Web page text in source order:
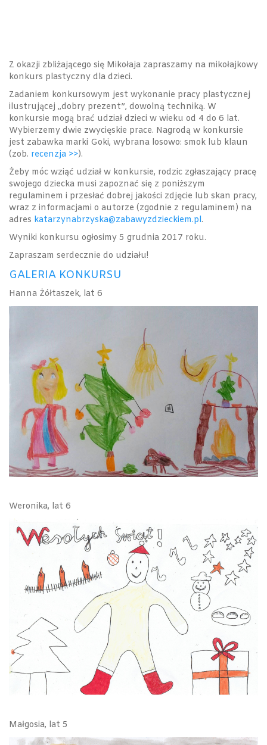
Z okazji zbliżającego się Mikołaja zapraszamy na mikołajkowy
konkurs plastyczny dla dzieci.
Zadaniem konkursowym jest wykonanie pracy plastycznej
ilustrującej „dobry prezent”, dowolną techniką. W
konkursie mogą brać udział dzieci w wieku od 4 do 6 lat.
Wybierzemy dwie zwycięskie prace. Nagrodą w konkursie
jest zabawka marki Goki, wybrana losowo: smok lub klaun
(zob. recenzja >>).
Żeby móc wziąć udział w konkursie, rodzic zgłaszający pracę
swojego dziecka musi zapoznać się z poniższym
regulaminem i przesłać dobrej jakości zdjęcie lub skan pracy,
wraz z informacjami o autorze (zgodnie z regulaminem) na
adres katarzynabrzyska@zabawyzdzieckiem.pl.
Wyniki konkursu ogłosimy 5 grudnia 2017 roku.
Zapraszam serdecznie do udziału!
GALERIA KONKURSU
Hanna Żółtaszek, lat 6
Weronika, lat 6
Małgosia, lat 5